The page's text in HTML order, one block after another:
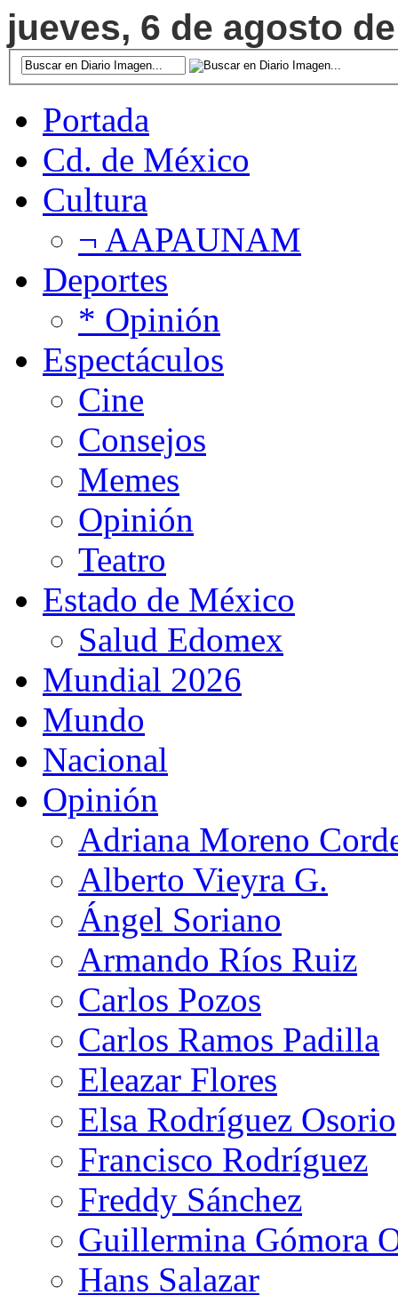
jueves, 6 de agosto
Portada
Cd. de México
Cultura
¬ AAPAUNAM
Deportes
* Opinión
Espectáculos
Cine
Consejos
Memes
Opinión
Teatro
Estado de México
Salud Edomex
Mundial 2026
Mundo
Nacional
Opinión
Adriana Moreno
Alberto Vieyra G.
Ángel Soriano
Armando Ríos Ruiz
Carlos Pozos
Carlos Ramos Padilla
Eleazar Flores
Elsa Rodríguez Osorio
Francisco Rodríguez
Freddy Sánchez
Guillermina Gómora
Hans Salazar